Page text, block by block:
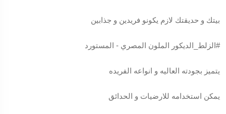
بيتك و حديقتك لازم يكونو فريدين و جذابين
#الزلط_الديكور الملون المصري - المستورد
يتميز بجودته العاليه و انواعه الفريده
يمكن استخدامه للارضيات و الحدائق